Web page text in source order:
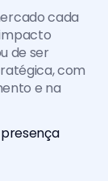
cada
de ser
com
e na